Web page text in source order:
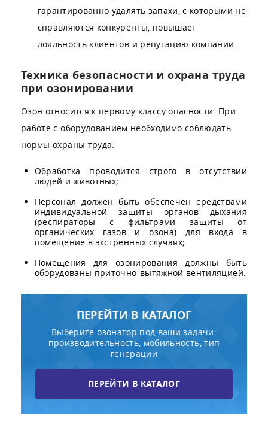
гарантированно удалять запахи, с которыми не
справляются конкуренты, повышает
лояльность клиентов и репутацию компании.
Техника безопасности и охрана труда
при озонировании
Озон относится к первому классу опасности. При
работе с оборудованием необходимо соблюдать
нормы охраны труда:
Обработка проводится строго в отсутствии
людей и животных;
Персонал должен быть обеспечен средствами
индивидуальной защиты органов дыхания
(респираторы с фильтрами защиты от
органических газов и озона) для входа в
помещение в экстренных случаях;
Помещения для озонирования должны быть
оборудованы приточно-вытяжной вентиляцией.
ПЕРЕЙТИ В КАТАЛОГ
Выберите озонатор под ваши задачи:
производительность, мобильность, тип
генерации
ПЕРЕЙТИ В КАТАЛОГ